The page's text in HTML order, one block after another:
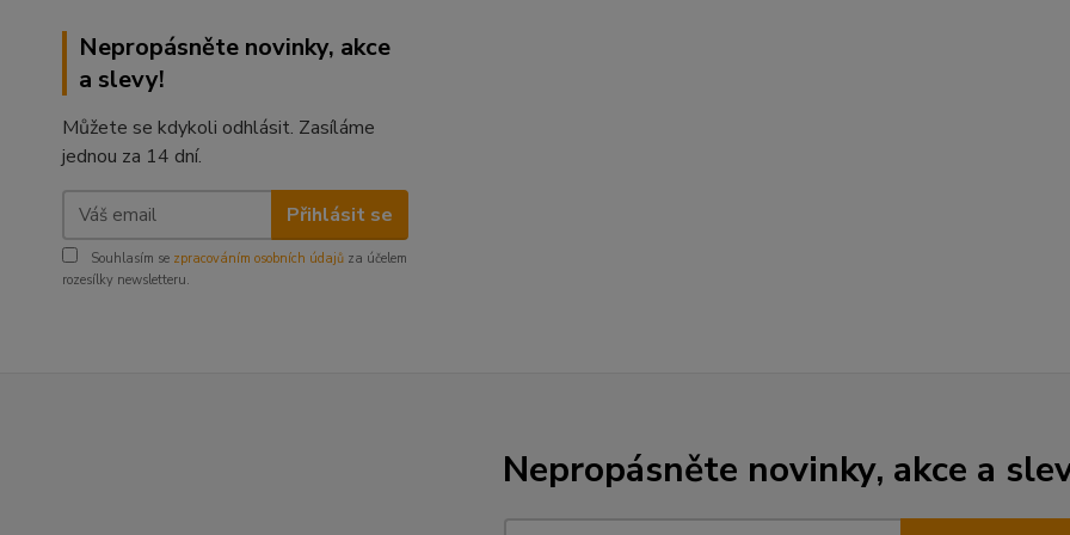
Nepropásněte novinky, akce
a slevy!
Můžete se kdykoli odhlásit. Zasíláme
jednou za 14 dní.
Přihlásit se
Souhlasím se zpracováním osobních údajů za účelem
rozesílky newsletteru.
Nepropásněte novinky, akce a